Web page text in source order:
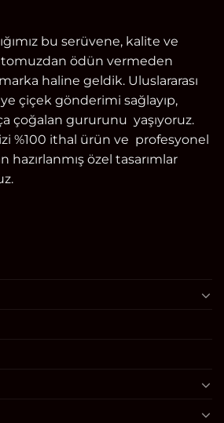
bu serüvene, kalite ve
ödün vermeden
haline geldik. Uluslararası
çiçek gönderimi sağlayıp,
çoğalan gururunu yaşıyoruz.
%100 ithal ürün ve profesyonel
hazırlanmış özel tasarımlar